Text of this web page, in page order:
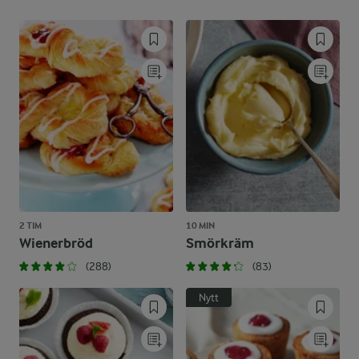
2 TIM
Wienerbröd
(288)
10 MIN
Smörkräm
(83)
Nytt